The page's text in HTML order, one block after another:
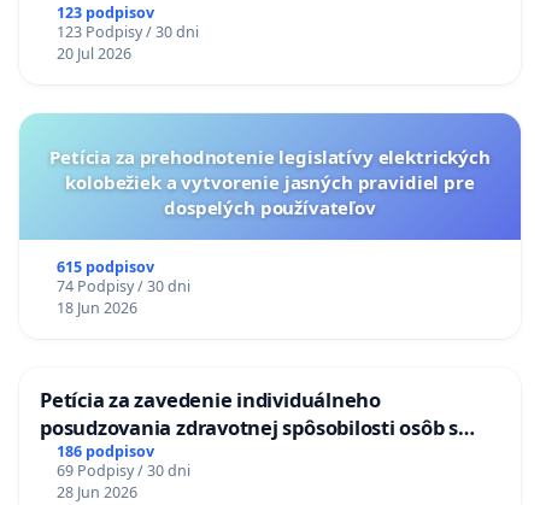
123 podpisov
123 Podpisy / 30 dni
20 Jul 2026
Petícia za prehodnotenie legislatívy elektrických
kolobežiek a vytvorenie jasných pravidiel pre
dospelých používateľov
615 podpisov
74 Podpisy / 30 dni
18 Jun 2026
Petícia za zavedenie individuálneho
posudzovania zdravotnej spôsobilosti osôb s
diabetom 1. a 2. typu pri prijímaní do
Policajného zboru SR
186 podpisov
69 Podpisy / 30 dni
28 Jun 2026